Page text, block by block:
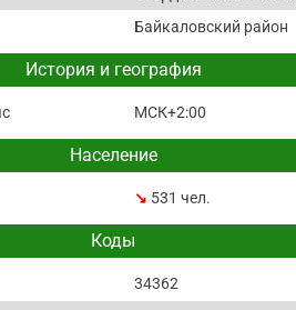
Байкаловский район
История и география
МСК+2:00
Население
↘ 531 чел.
Коды
34362